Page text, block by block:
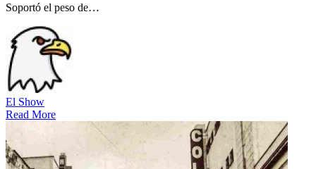
Soportó el peso de…
El Show
Read More